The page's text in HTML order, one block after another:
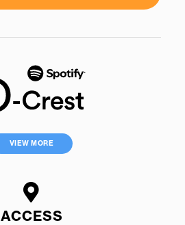
VIEW MORE
ACCESS